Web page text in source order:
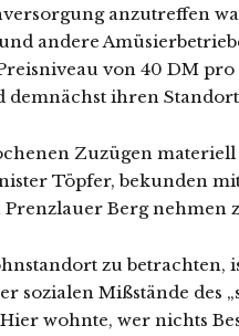
anzutreffen
andere
von 40 DM
demnächst ihren
Zuzügen materiell
Töpfer, bekunden
Berg nehmen
zu betrachten,
sozialen Mißstände des
wohnte, wer nichts